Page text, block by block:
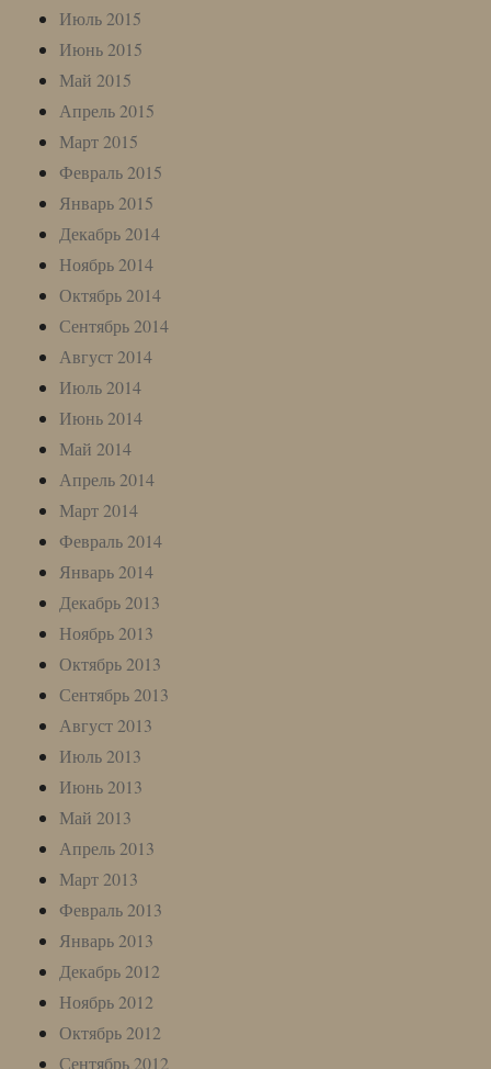
Июль 2015
Июнь 2015
Май 2015
Апрель 2015
Март 2015
Февраль 2015
Январь 2015
Декабрь 2014
Ноябрь 2014
Октябрь 2014
Сентябрь 2014
Август 2014
Июль 2014
Июнь 2014
Май 2014
Апрель 2014
Март 2014
Февраль 2014
Январь 2014
Декабрь 2013
Ноябрь 2013
Октябрь 2013
Сентябрь 2013
Август 2013
Июль 2013
Июнь 2013
Май 2013
Апрель 2013
Март 2013
Февраль 2013
Январь 2013
Декабрь 2012
Ноябрь 2012
Октябрь 2012
Сентябрь 2012